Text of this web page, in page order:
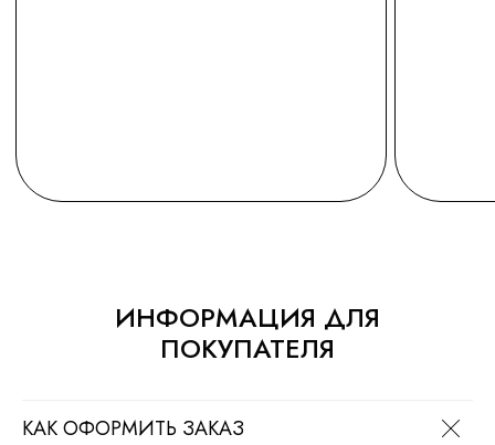
ИНФОРМАЦИЯ ДЛЯ
ПОКУПАТЕЛЯ
КАК ОФОРМИТЬ ЗАКАЗ
и не является офертой